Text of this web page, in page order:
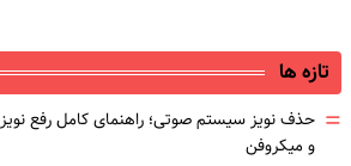
تازه ها
= حذف نویز سیستم صوتی؛ راهنمای کامل رفع نویز
و میکروفن